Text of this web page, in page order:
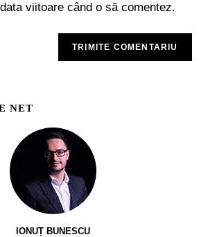
viitoare când o să comentez.
NET
IONUȚ BUNESCU